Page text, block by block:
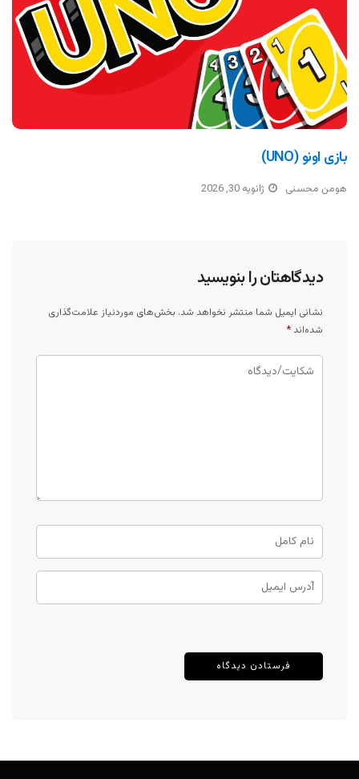
بازی اونو (UNO)
هومن محسنی ژانویه 30, 2026
دیدگاهتان را بنویسید
نشانی ایمیل شما منتشر نخواهد شد. بخش‌های موردنیاز علامت‌گذاری
شده‌اند *